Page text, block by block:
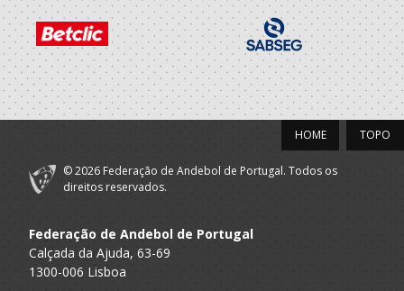
TOPO
HOME
© 2026 Federação de Andebol de Portugal. Todos os
direitos reservados.
Federação de Andebol de Portugal
Calçada da Ajuda, 63-69
1300-006 Lisboa